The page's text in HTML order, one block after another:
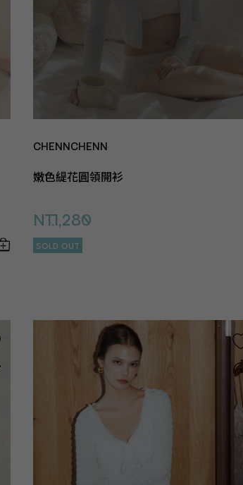
CHENNCHENN
嫩色緹花圓領開衫
NT.1,280
SOLD OUT